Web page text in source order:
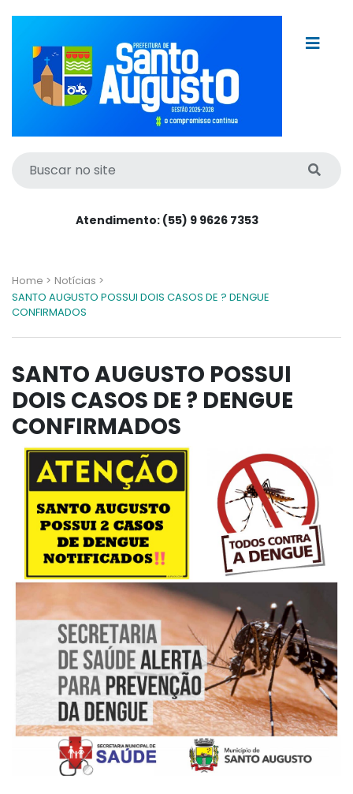
Atendimento: (55) 9 9626 7353
Home > Notícias >
SANTO AUGUSTO POSSUI DOIS CASOS DE ? DENGUE
CONFIRMADOS
SANTO AUGUSTO POSSUI
DOIS CASOS DE ? DENGUE
CONFIRMADOS